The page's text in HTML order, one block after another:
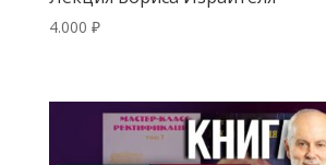
4.000 ₽